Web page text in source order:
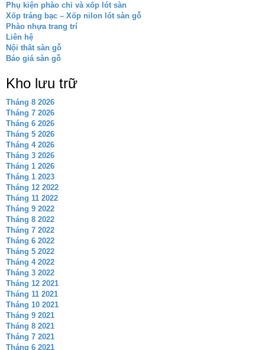
Phụ kiện phào chỉ và xốp lót sàn
Xốp tráng bạc – Xốp nilon lót sàn gỗ
Phào nhựa trang trí
Liên hệ
Nội thât sàn gỗ
Báo giá sàn gỗ
Kho lưu trữ
Tháng 8 2026
Tháng 7 2026
Tháng 6 2026
Tháng 5 2026
Tháng 4 2026
Tháng 3 2026
Tháng 1 2026
Tháng 1 2023
Tháng 12 2022
Tháng 11 2022
Tháng 9 2022
Tháng 8 2022
Tháng 7 2022
Tháng 6 2022
Tháng 5 2022
Tháng 4 2022
Tháng 3 2022
Tháng 12 2021
Tháng 11 2021
Tháng 10 2021
Tháng 9 2021
Tháng 8 2021
Tháng 7 2021
Tháng 6 2021